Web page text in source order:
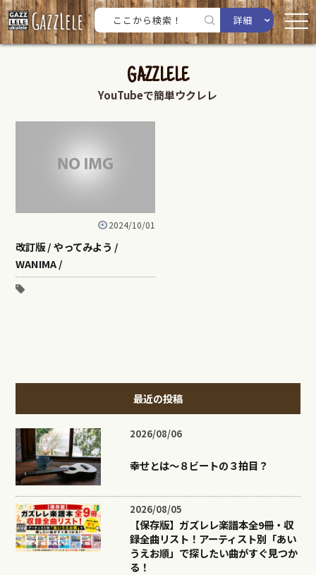
詳細
GAZZLELE
YouTubeで簡単ウクレレ
2024/10/01
改訂版 / やってみよう /
WANIMA /
最近の投稿
2026/08/06
幸せとは〜８ビートの３拍目？
2026/08/05
【保存版】ガズレレ楽譜本全9冊・収
録全曲リスト！アーティスト別「あい
うえお順」で探したい曲がすぐ見つか
る！